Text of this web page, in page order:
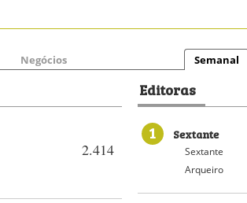
Negócios Semanal
2.414
Editoras
1
Sextante
Sextante
Arqueiro